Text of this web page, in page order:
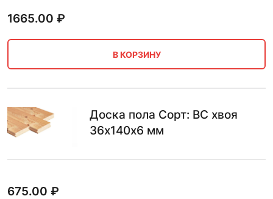
1665.00 ₽
В КОРЗИНУ
Доска пола Сорт: BC хвоя
36х140х6 мм
675.00 ₽